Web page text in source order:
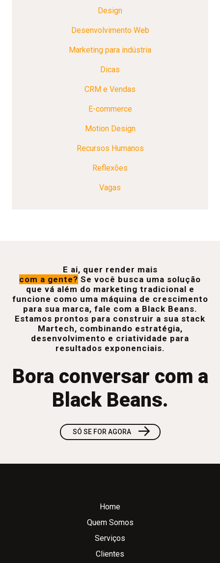
Design
Desenvolvimento Web
Marketing para indústria
Dicas
CRM e Vendas
E-commerce
Motion Design
Recursos Humanos
Reflexões
Vagas
E ai, quer render mais
com a gente? Se você busca uma solução
que vá além do marketing tradicional e
funcione como uma máquina de crescimento
para sua marca, fale com a Black Beans.
Estamos prontos para construir a sua stack
Martech, combinando estratégia,
desenvolvimento e criatividade para
resultados exponenciais.
Bora conversar com a
Black Beans.
SÓ SE FOR AGORA →
Home
Quem Somos
Serviços
Clientes